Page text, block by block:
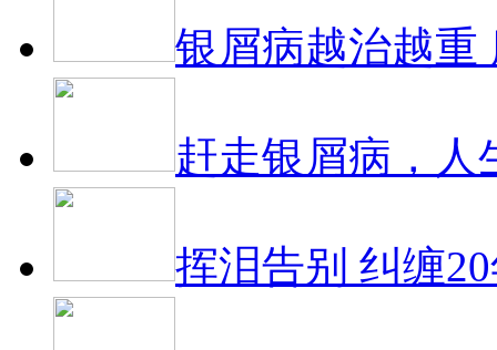
银屑病越治越重
赶走银屑病，人
挥泪告别 纠缠